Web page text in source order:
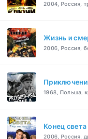
2004, Россия,
Жизнь и
2006, Россия,
1968, Польша,
Конец света
2006, Россия,